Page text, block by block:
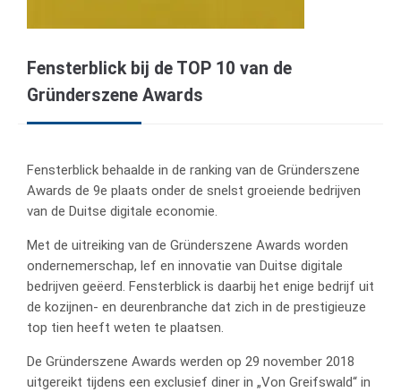
Fensterblick bij de TOP 10 van de
Gründerszene Awards
Fensterblick behaalde in de ranking van de Gründerszene
Awards de 9e plaats onder de snelst groeiende bedrijven
van de Duitse digitale economie.
Met de uitreiking van de Gründerszene Awards worden
ondernemerschap, lef en innovatie van Duitse digitale
bedrijven geëerd. Fensterblick is daarbij het enige bedrijf uit
de kozijnen- en deurenbranche dat zich in de prestigieuze
top tien heeft weten te plaatsen.
De Gründerszene Awards werden op 29 november 2018
uitgereikt tijdens een exclusief diner in „Von Greifswald“ in